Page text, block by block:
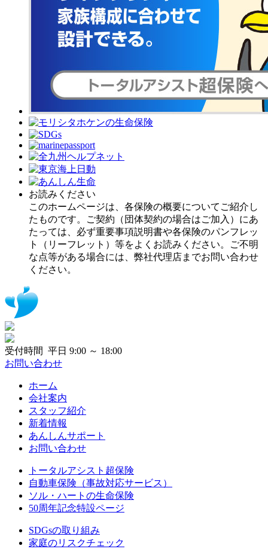
お読みください
このホームページは、各保険の概要についてご紹介し
たものです。ご契約（団体契約の場合はご加入）にあ
たっては、必ず重要事項説明書や各保険のパンフレッ
ト（リーフレット）等をよくお読みください。ご不明
な点等がある場合には、弊社代理店までお問い合わせ
ください。
受付時間 平日 9:00 ～ 18:00
お問い合わせ
ホーム
会社案内
スタッフ紹介
新着情報
あんしんサポート
お問い合わせ
トータルアシスト超保険
自動車保険（事故対応サービス）
ソル・ハートの生命保険
50周年記念特設ページ
SDGsの取り組み
家庭のリスクチェック